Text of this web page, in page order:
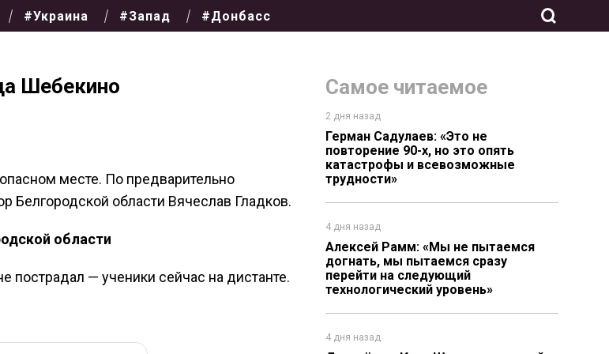
#Украина #Запад #Донбасс
Самое читаемое
2 дня назад
Герман Садулаев: «Это не
повторение 90-х, но это опять
катастрофы и всевозможные
трудности»
4 дня назад
Алексей Рамм: «Мы не пытаемся
догнать, мы пытаемся сразу
перейти на следующий
технологический уровень»
4 дня назад
Шебекино
месте. По предварительно
Белгородской области Вячеслав Гладков.
области
— ученики сейчас на дистанте.